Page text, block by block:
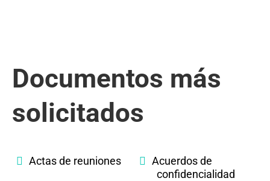
Documentos más
solicitados
Actas de reuniones
Acuerdos de
confidencialidad